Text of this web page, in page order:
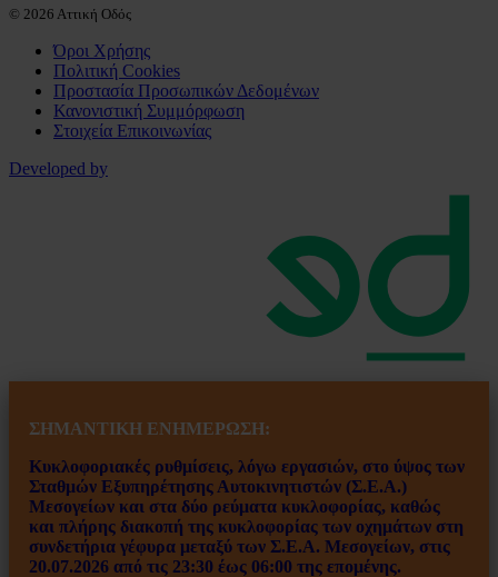
© 2026 Αττική Οδός
Όροι Χρήσης
Πολιτική Cookies
Προστασία Προσωπικών Δεδομένων
Κανονιστική Συμμόρφωση
Στοιχεία Επικοινωνίας
Developed by
ΣΗΜΑΝΤΙΚΗ ΕΝΗΜΕΡΩΣΗ:
Κυκλοφοριακές ρυθμίσεις, λόγω εργασιών, στο ύψος των
Σταθμών Εξυπηρέτησης Αυτοκινητιστών (Σ.Ε.Α.)
Μεσογείων και στα δύο ρεύματα κυκλοφορίας, καθώς
και πλήρης διακοπή της κυκλοφορίας των οχημάτων στη
συνδετήρια γέφυρα μεταξύ των Σ.Ε.Α. Μεσογείων, στις
20.07.2026 από τις 23:30 έως 06:00 της επομένης.